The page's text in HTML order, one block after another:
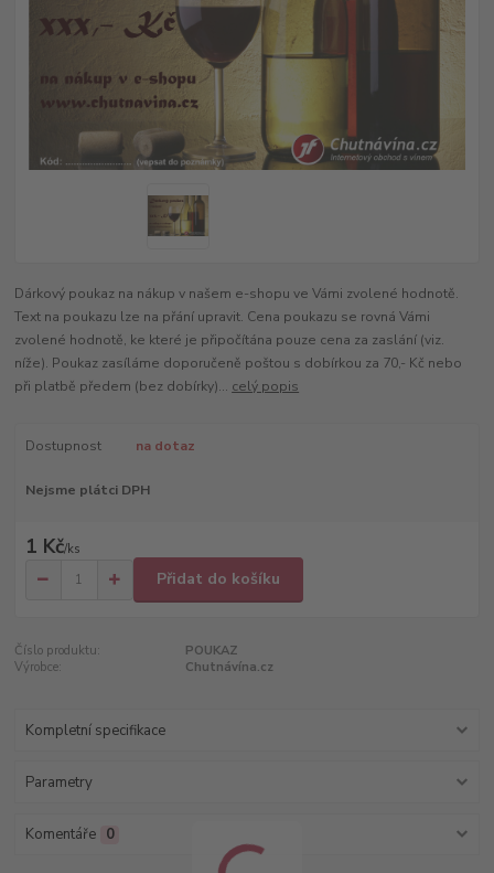
Dárkový poukaz na nákup v našem e-shopu ve Vámi zvolené hodnotě.
Text na poukazu lze na přání upravit. Cena poukazu se rovná Vámi
zvolené hodnotě, ke které je připočítána pouze cena za zaslání (viz.
níže). Poukaz zasíláme doporučeně poštou s dobírkou za 70,- Kč nebo
při platbě předem (bez dobírky)... celý popis
Dostupnost na dotaz
Nejsme plátci DPH
1 Kč/ks
Přidat do košíku
Číslo produktu:
POUKAZ
Výrobce:
Chutnávína.cz
Kompletní specifikace
Parametry
Komentáře 0